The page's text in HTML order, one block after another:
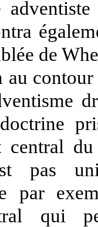
de
au
doctrine
pas
par
qui